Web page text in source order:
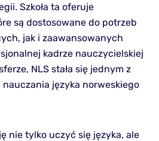
Szkoła ta oferuje
są dostosowane do potrzeb
jak i zaawansowanych
kadrze nauczycielskiej
NLS stała się jednym z
języka norweskiego
nie tylko uczyć się języka, ale